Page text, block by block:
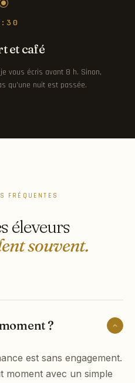
et café
vous écris avant 8 h. Sinon,
qu'une nuit est passée.
FRÉQUENTES
éleveurs
souvent.
?
est sans engagement.
moment avec un simple